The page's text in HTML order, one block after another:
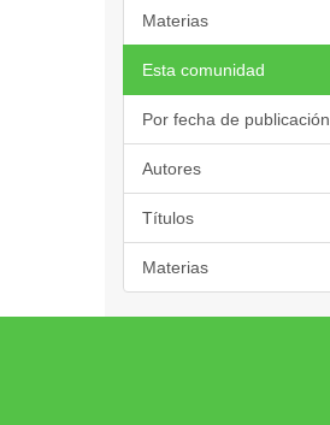
Materias
Esta comunidad
Por fecha de publicación
Autores
Títulos
Materias